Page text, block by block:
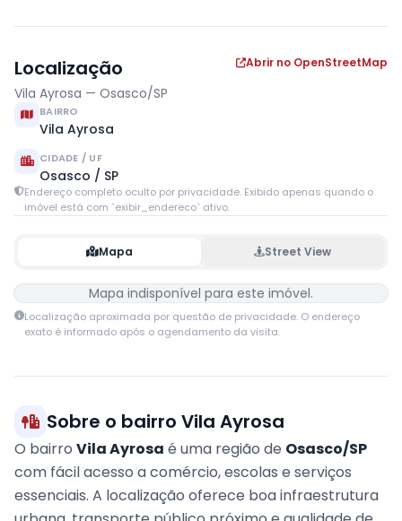
Localização
Vila Ayrosa — Osasco/SP
Abrir no OpenStreetMap
BAIRRO
Vila Ayrosa
CIDADE / UF
Osasco / SP
Endereço completo oculto por privacidade. Exibido apenas quando o
imóvel está com `exibir_endereco` ativo.
Mapa Street View
Mapa indisponível para este imóvel.
Localização aproximada por questão de privacidade. O endereço
exato é informado após o agendamento da visita.
Sobre o bairro Vila Ayrosa
O bairro Vila Ayrosa é uma região de Osasco/SP
com fácil acesso a comércio, escolas e serviços
essenciais. A localização oferece boa infraestrutura